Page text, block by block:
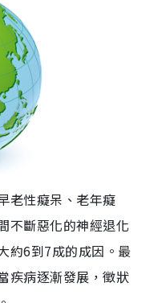
老性癡呆、老年癡
不斷惡化的神經退化
約6到7成的成因。最
疾病逐漸發展，徵狀